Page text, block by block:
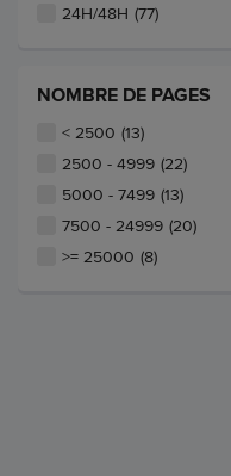
24H/48H (77)
NOMBRE DE PAGES
< 2500 (13)
2500 - 4999 (22)
5000 - 7499 (13)
7500 - 24999 (20)
>= 25000 (8)